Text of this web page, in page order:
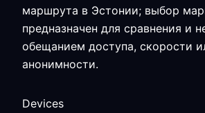
маршрута в Эстонии; выбор
предназначен для сравнения и
обещанием доступа, скорости
анонимности.
Devices